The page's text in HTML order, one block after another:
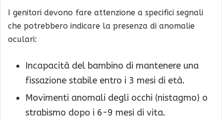
I genitori devono fare attenzione a specifici segnali
che potrebbero indicare la presenza di anomalie
oculari:
Incapacità del bambino di mantenere una
fissazione stabile entro i 3 mesi di età.
Movimenti anomali degli occhi (nistagmo) o
strabismo dopo i 6-9 mesi di vita.